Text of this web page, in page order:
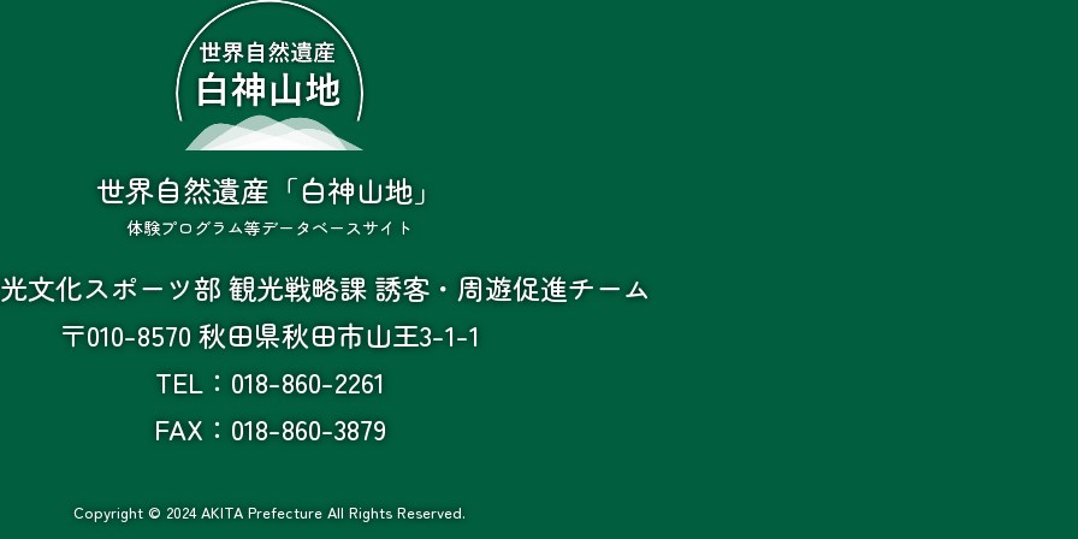
世界自然遺産「白神山地」
体験プログラム等データベースサイト
文化スポーツ部 観光戦略課 誘客・周遊促進チーム
〒010-8570 秋田県秋田市山王3-1-1
TEL：018-860-2261
FAX：018-860-3879
Copyright © 2024 AKITA Prefecture All Rights Reserved.